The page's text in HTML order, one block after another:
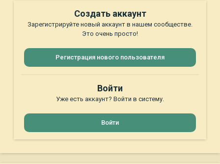
Создать аккаунт
Зарегистрируйте новый аккаунт в нашем сообществе.
Это очень просто!
Регистрация нового пользователя
Войти
Уже есть аккаунт? Войти в систему.
Войти